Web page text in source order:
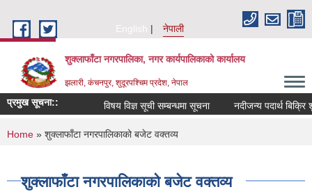
English
नेपाली
शुक्लाफाँटा नगरपालिका, नगर कार्यपालिकाको कार्यालय
झलारी, कंचनपुर, शुदूरपश्चिम प्रदेश, नेपाल
प्रमुख सूचना:: विषय विज्ञ सूची सम्बन्धमा सूचना नदीजन्य पदार्थ
You are here
Home » शुक्लाफाँटा नगरपालिकाको बजेट वक्तव्य
शुक्लाफाँटा नगरपालिकाको बजेट वक्तव्य